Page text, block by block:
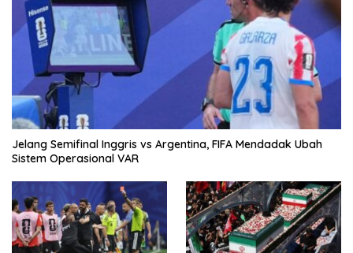
Jelang Semifinal Inggris vs Argentina, FIFA Mendadak Ubah
Sistem Operasional VAR